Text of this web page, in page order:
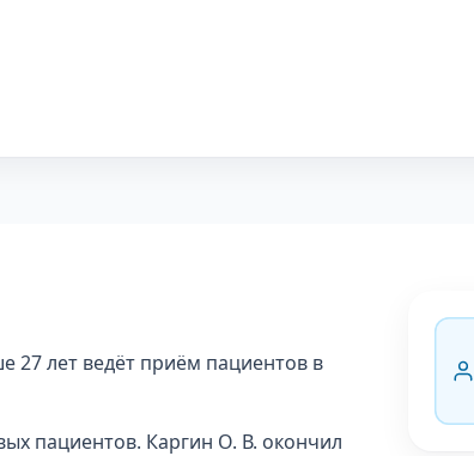
27 лет ведёт приём пациентов в
пациентов. Каргин О. В. окончил